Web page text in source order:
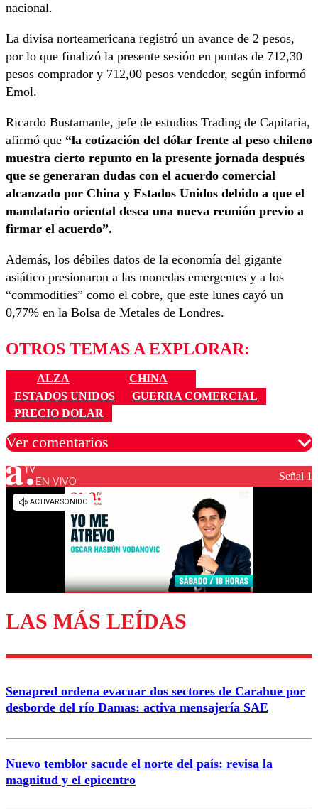
nacional.
La divisa norteamericana registró un avance de 2 pesos,
por lo que finalizó la presente sesión en puntas de 712,30
pesos comprador y 712,00 pesos vendedor, según informó
Emol.
Ricardo Bustamante, jefe de estudios Trading de Capitaria,
afirmó que “la cotización del dólar frente al peso chileno
muestra cierto repunto en la presente jornada después
que se generaran dudas con el acuerdo comercial
alcanzado por China y Estados Unidos debido a que el
mandatario oriental desea una nueva reunión previo a
firmar el acuerdo”.
Además, los débiles datos de la economía del gigante
asiático presionaron a las monedas emergentes y a los
“commodities” como el cobre, que este lunes cayó un
0,77% en la Bolsa de Metales de Londres.
OTROS TEMAS A EXPLORAR:
ALZA
CHINA
ESTADOS UNIDOS
GUERRA COMERCIAL
PRECIO DOLAR
Ver comentarios
Los comentarios son moderados para garantizar un
diálogo respetuoso.
Enviar comentario
EN VIVO Señal 1
LAS MÁS LEÍDAS
Senapred ordena evacuar dos sectores de Carahue por
desborde del río Damas: activa mensajería SAE
Nuevo temblor sacude el norte del país: revisa la
magnitud y el epicentro